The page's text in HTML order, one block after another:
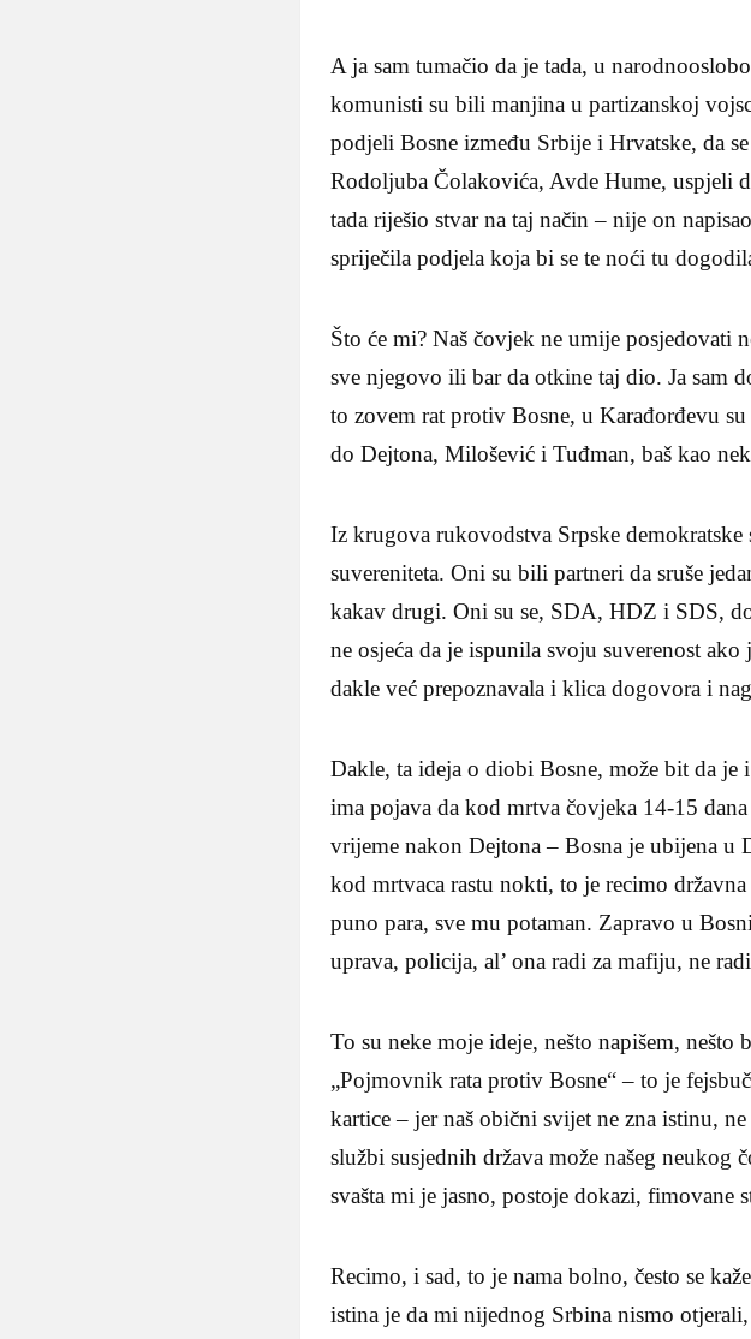
A ja sam tumačio da je tada, u
komunisti su bili manjina u partizanskoj
podjeli Bosne između Srbije i Hrvatske, da
Rodoljuba Čolakovića, Avde Hume, uspjeli
tada riješio stvar na taj način – nije on
spriječila podjela koja bi se te noći tu
Što će mi? Naš čovjek ne umije posjedovati
sve njegovo ili bar da otkine taj dio. Ja sam
to zovem rat protiv Bosne, u Karađorđevu
do Dejtona, Milošević i Tuđman, baš kao
Iz krugova rukovodstva Srpske
suvereniteta. Oni su bili partneri da sruše
kakav drugi. Oni su se, SDA, HDZ i SDS,
ne osjeća da je ispunila svoju suverenost
dakle već prepoznavala i klica dogovora i
Dakle, ta ideja o diobi Bosne, može bit da je
ima pojava da kod mrtva čovjeka 14-15
vrijeme nakon Dejtona – Bosna je ubijena
kod mrtvaca rastu nokti, to je recimo
puno para, sve mu potaman. Zapravo u
uprava, policija, al’ ona radi za mafiju, ne
To su neke moje ideje, nešto napišem,
„Pojmovnik rata protiv Bosne“ – to je
kartice – jer naš obični svijet ne zna istinu,
službi susjednih država može našeg
svašta mi je jasno, postoje dokazi, fimovane
Recimo, i sad, to je nama bolno, često se
istina je da mi nijednog Srbina nismo